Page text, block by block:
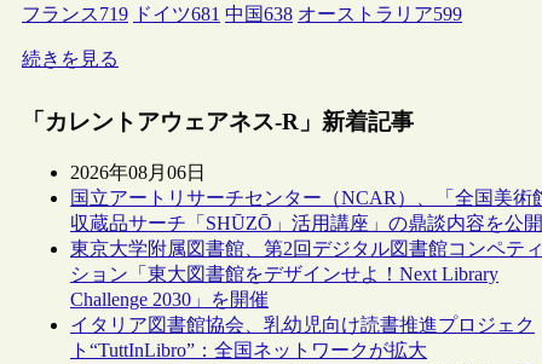
フランス719 ドイツ681 中国638 オーストラリア599
続きを見る
「カレントアウェアネス-R」新着記事
2026年08月06日
国立アートリサーチセンター（NCAR）、「全国美術
収蔵品サーチ「SHŪZŌ」活用講座」の鼎談内容を公開
東京大学附属図書館、第2回デジタル図書館コンペティ
ション「東大図書館をデザインせよ！Next Library
Challenge 2030」を開催
イタリア図書館協会、乳幼児向け読書推進プロジェク
ト“TuttInLibro”：全国ネットワークが拡大